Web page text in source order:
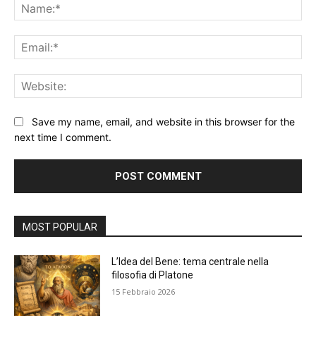
Save my name, email, and website in this browser for the
next time I comment.
MOST POPULAR
L’Idea del Bene: tema centrale nella
filosofia di Platone
15 Febbraio 2026